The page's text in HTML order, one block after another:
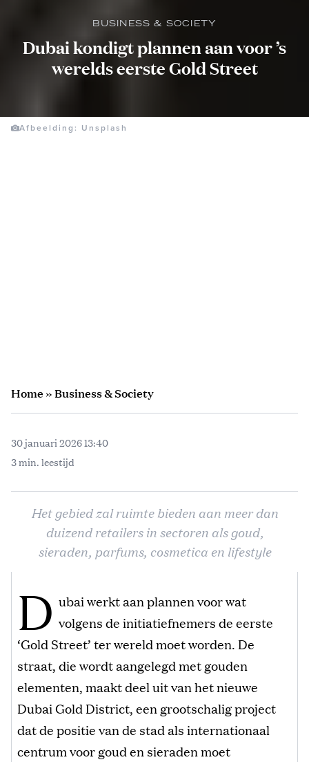
BUSINESS & SOCIETY
Dubai kondigt plannen aan voor ’s
werelds eerste Gold Street
Afbeelding: Unsplash
Home»Business & Society
30 januari 2026 13:40
3 min. leestijd
Het gebied zal ruimte bieden aan meer dan
duizend retailers in sectoren als goud,
sieraden, parfums, cosmetica en lifestyle
D ubai werkt aan plannen voor wat
volgens de initiatiefnemers de eerste
‘Gold Street’ ter wereld moet worden. De
straat, die wordt aangelegd met gouden
elementen, maakt deel uit van het nieuwe
Dubai Gold District, een grootschalig project
dat de positie van de stad als internationaal
centrum voor goud en sieraden moet